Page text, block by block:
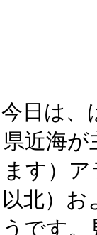
今日は、
県近海が
ます）
以北）
うです